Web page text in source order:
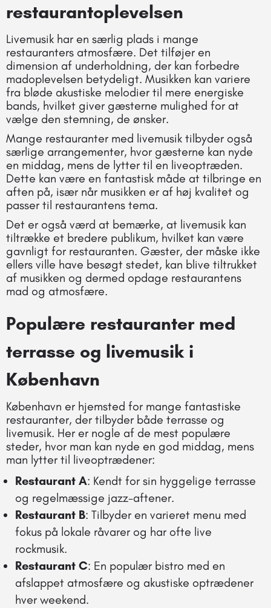
restaurantoplevelsen
Livemusik har en særlig plads i mange
restauranters atmosfære. Det tilføjer en
dimension af underholdning, der kan forbedre
madoplevelsen betydeligt. Musikken kan variere
fra bløde akustiske melodier til mere energiske
bands, hvilket giver gæsterne mulighed for at
vælge den stemning, de ønsker.
Mange restauranter med livemusik tilbyder også
særlige arrangementer, hvor gæsterne kan nyde
en middag, mens de lytter til en liveoptræden.
Dette kan være en fantastisk måde at tilbringe en
aften på, især når musikken er af høj kvalitet og
passer til restaurantens tema.
Det er også værd at bemærke, at livemusik kan
tiltrække et bredere publikum, hvilket kan være
gavnligt for restauranten. Gæster, der måske ikke
ellers ville have besøgt stedet, kan blive tiltrukket
af musikken og dermed opdage restaurantens
mad og atmosfære.
Populære restauranter med
terrasse og livemusik i
København
København er hjemsted for mange fantastiske
restauranter, der tilbyder både terrasse og
livemusik. Her er nogle af de mest populære
steder, hvor man kan nyde en god middag, mens
man lytter til liveoptrædener:
Restaurant A: Kendt for sin hyggelige terrasse
og regelmæssige jazz-aftener.
Restaurant B: Tilbyder en varieret menu med
fokus på lokale råvarer og har ofte live
rockmusik.
Restaurant C: En populær bistro med en
afslappet atmosfære og akustiske optrædener
hver weekend.